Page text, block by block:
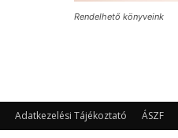
Rendelhető könyveink
Adatkezelési Tájékoztató ÁSZF